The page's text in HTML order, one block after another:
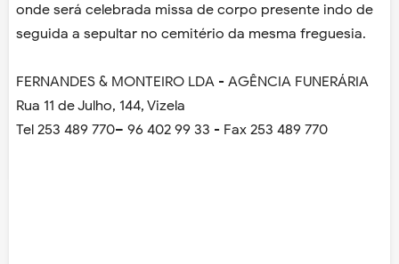
onde será celebrada missa de corpo presente indo de
seguida a sepultar no cemitério da mesma freguesia.
FERNANDES & MONTEIRO LDA - AGÊNCIA FUNERÁRIA
Rua 11 de Julho, 144, Vizela
Tel 253 489 770– 96 402 99 33 - Fax 253 489 770